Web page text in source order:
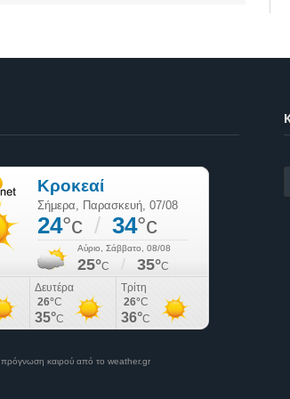
πρόγνωση καιρού από το weather.gr